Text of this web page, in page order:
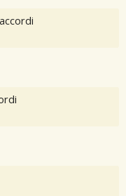
accordi